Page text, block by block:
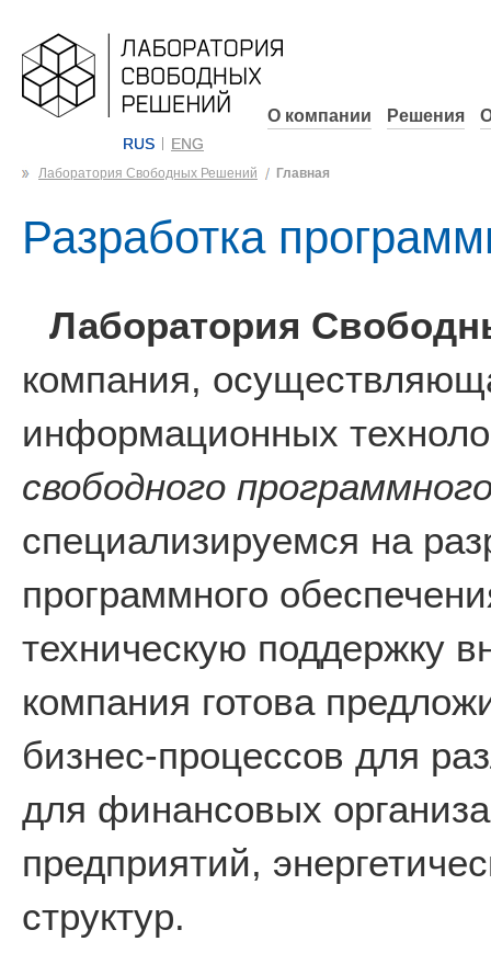
RUS ENG
О компании Решения
Лаборатория Свободных Решений Главная
Разработка
Лаборатория
компания,
информационных
свободного
специализируемся на
программного
техническую поддержку
компания готова
бизнес-процессов для
для финансовых
предприятий,
структур.